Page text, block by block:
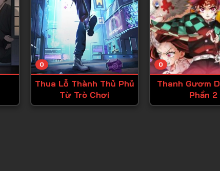
Tập 23
Tập 24
Tập 25
Tập 26
Tập 27
Tập 28
0
Thua Lỗ Thành Thủ Phủ
Từ Trò Chơi
0
Thanh Gươm
Phần 2